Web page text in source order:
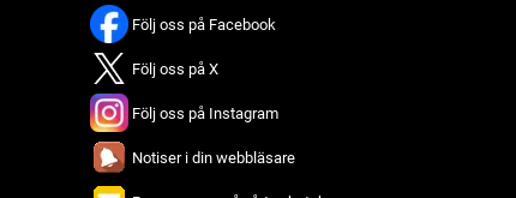
Följ oss på Facebook
Följ oss på X
Följ oss på Instagram
Notiser i din webbläsare